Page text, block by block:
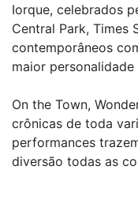
Iorque, celebrados
Central Park, Times
contemporâneos
maior
On the Town,
crônicas de toda
performances
diversão todas as